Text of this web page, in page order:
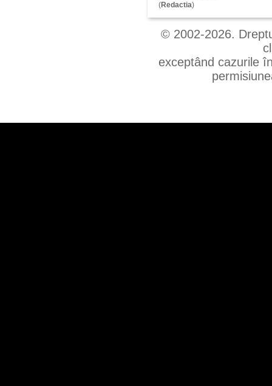
(Redactia)
© 2002-2026.
exceptând cazurile